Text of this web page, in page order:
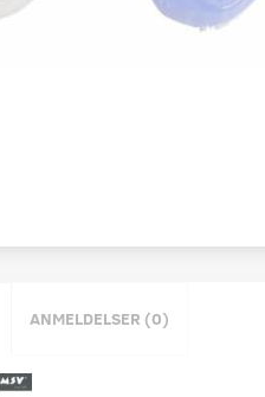
ANMELDELSER (0)